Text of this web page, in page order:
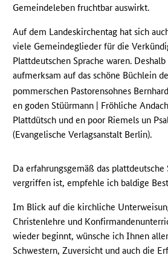
Gemeindeleben fruchtbar auswirkt.
Auf dem Landeskirchentag hat sich
viele Gemeindeglieder für die
Plattdeutschen Sprache waren.
aufmerksam auf das schöne Büchlein
pommerschen Pastorensohnes
en goden Stüürmann | Fröhliche
Plattdütsch und en poor Riemels un
(Evangelische Verlagsanstalt Berlin).
Da erfahrungsgemäß das
vergriffen ist, empfehle ich baldige
Im Blick auf die kirchliche
Christenlehre und
wieder beginnt, wünsche ich Ihnen
Schwestern, Zuversicht und auch die